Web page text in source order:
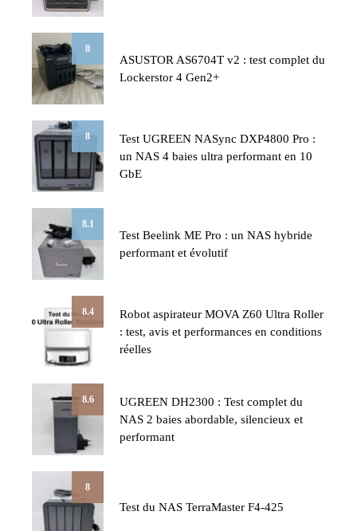
8
ASUSTOR AS6704T v2 : test complet du
Lockerstor 4 Gen2+
8
Test UGREEN NASync DXP4800 Pro :
un NAS 4 baies ultra performant en 10
GbE
8.1
Test Beelink ME Pro : un NAS hybride
performant et évolutif
8.4
Robot aspirateur MOVA Z60 Ultra Roller
: test, avis et performances en conditions
réelles
8.6
UGREEN DH2300 : Test complet du
NAS 2 baies abordable, silencieux et
performant
8
Test du NAS TerraMaster F4-425